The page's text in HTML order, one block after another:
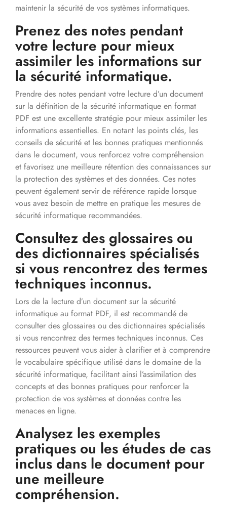
maintenir la sécurité de vos systèmes informatiques.
Prenez des notes pendant
votre lecture pour mieux
assimiler les informations sur
la sécurité informatique.
Prendre des notes pendant votre lecture d’un document
sur la définition de la sécurité informatique en format
PDF est une excellente stratégie pour mieux assimiler les
informations essentielles. En notant les points clés, les
conseils de sécurité et les bonnes pratiques mentionnés
dans le document, vous renforcez votre compréhension
et favorisez une meilleure rétention des connaissances sur
la protection des systèmes et des données. Ces notes
peuvent également servir de référence rapide lorsque
vous avez besoin de mettre en pratique les mesures de
sécurité informatique recommandées.
Consultez des glossaires ou
des dictionnaires spécialisés
si vous rencontrez des termes
techniques inconnus.
Lors de la lecture d’un document sur la sécurité
informatique au format PDF, il est recommandé de
consulter des glossaires ou des dictionnaires spécialisés
si vous rencontrez des termes techniques inconnus. Ces
ressources peuvent vous aider à clarifier et à comprendre
le vocabulaire spécifique utilisé dans le domaine de la
sécurité informatique, facilitant ainsi l’assimilation des
concepts et des bonnes pratiques pour renforcer la
protection de vos systèmes et données contre les
menaces en ligne.
Analysez les exemples
pratiques ou les études de cas
inclus dans le document pour
une meilleure
compréhension.